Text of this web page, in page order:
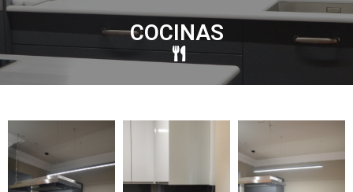
COCINAS